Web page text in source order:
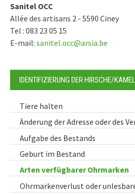
Sanitel OCC
Allée des artisans 2 - 5590 Ciney
Tel : 083 23 05 15
E-mail: sanitel.occ@arsia.be
IDENTIFIZIERUNG DER HIRSCHE/
Tiere halten
Änderung der Adresse oder des
Aufgabe des Bestands
Geburt im Bestand
Arten verfügbarer Ohrmarken
Ohrmarkenverlust oder